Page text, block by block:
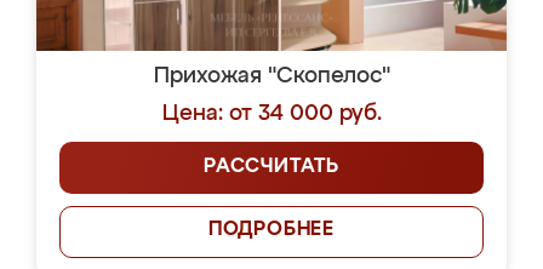
Прихожая "Скопелос"
Цена: от 34 000 руб.
РАССЧИТАТЬ
ПОДРОБНЕЕ